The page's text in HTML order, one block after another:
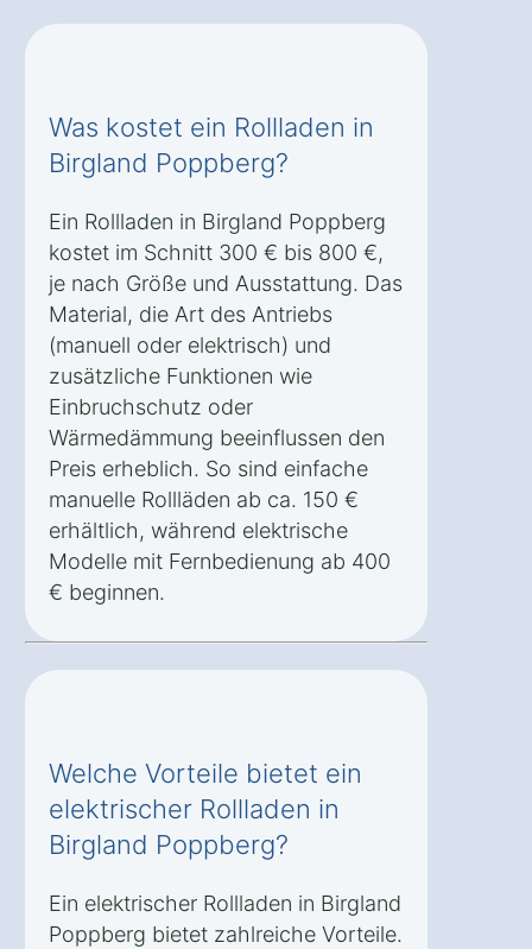
Was kostet ein Rollladen in
Birgland Poppberg?
Ein Rollladen in Birgland Poppberg
kostet im Schnitt 300 € bis 800 €,
je nach Größe und Ausstattung. Das
Material, die Art des Antriebs
(manuell oder elektrisch) und
zusätzliche Funktionen wie
Einbruchschutz oder
Wärmedämmung beeinflussen den
Preis erheblich. So sind einfache
manuelle Rollläden ab ca. 150 €
erhältlich, während elektrische
Modelle mit Fernbedienung ab 400
€ beginnen.
Welche Vorteile bietet ein
elektrischer Rollladen in
Birgland Poppberg?
Ein elektrischer Rollladen in Birgland
Poppberg bietet zahlreiche Vorteile.